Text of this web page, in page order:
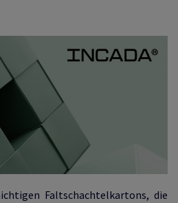
Faltschachtelkartons, die